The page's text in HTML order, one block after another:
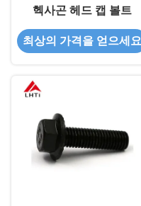
헥사곤 헤드 캡 볼트
최상의 가격을 얻으세요